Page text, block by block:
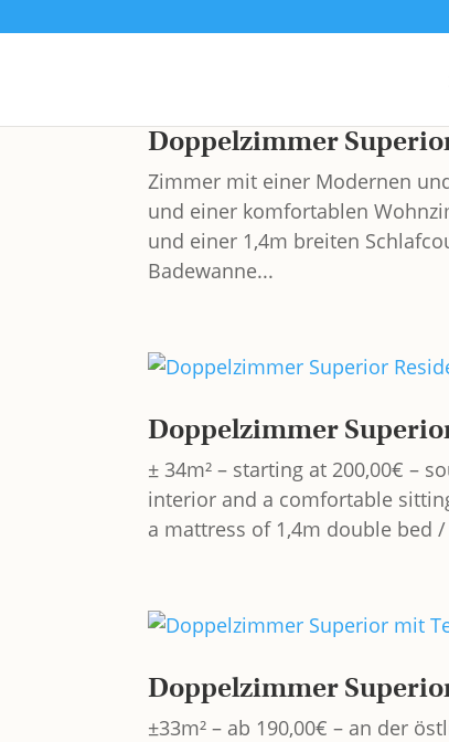
Doppelzimmer
Zimmer mit einer Modernen
und einer komfortablen
und einer 1,4m breiten
Badewanne...
Doppelzimmer
± 34m² – starting at 200,00€ –
interior and a comfortable
a mattress of 1,4m double
Doppelzimmer
±33m² – ab 190,00€ – an der